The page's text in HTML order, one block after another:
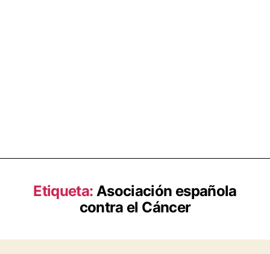
Etiqueta: Asociación española
contra el Cáncer